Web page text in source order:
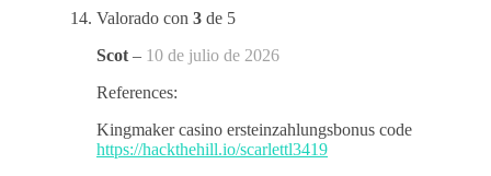
Valorado con 3 de 5
Scot – 10 de julio de 2026
References:
Kingmaker casino ersteinzahlungsbonus code
https://hackthehill.io/scarlettl3419